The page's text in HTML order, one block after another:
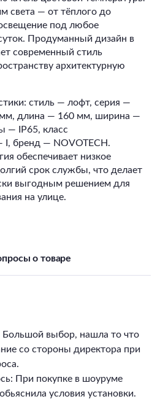
света — от тёплого до
под любое
Продуманный дизайн в
современный стиль
архитектурную
стиль — лофт, серия —
длина — 160 мм, ширина —
— IP65, класс
I, бренд — NOVOTECH.
обеспечивает низкое
срок службы, что делает
выгодным решением для
на улице.
о товаре
Большой выбор, нашла то что
со стороны директора при
При покупке в шоуруме
условия установки.